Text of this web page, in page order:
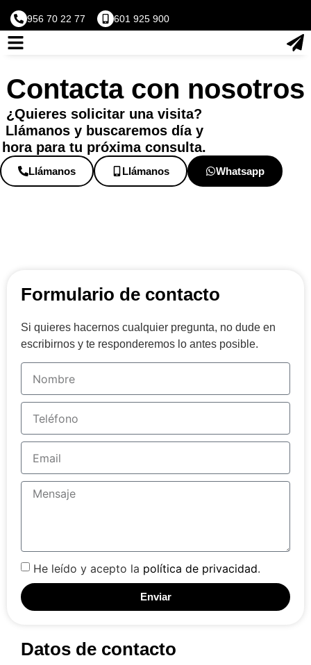
956 70 22 77 601 925 900
Contacta con nosotros
¿Quieres solicitar una visita?
Llámanos y buscaremos día y
hora para tu próxima consulta.
Llámanos Llámanos Whatsapp
Datos de contacto
Formulario de contacto
Si quieres hacernos cualquier pregunta, no dude en
escribirnos y te responderemos lo antes posible.
He leído y acepto la política de privacidad.
Enviar